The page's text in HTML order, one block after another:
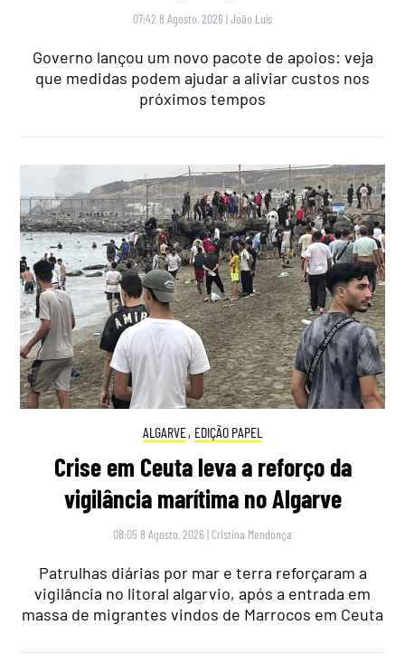
07:42 8 Agosto, 2026 |João Luís
Governo lançou um novo pacote de apoios: veja
que medidas podem ajudar a aliviar custos nos
próximos tempos
ALGARVE, EDIÇÃO PAPEL
Crise em Ceuta leva a reforço da
vigilância marítima no Algarve
08:05 8 Agosto, 2026 | Cristina Mendonça
Patrulhas diárias por mar e terra reforçaram a
vigilância no litoral algarvio, após a entrada em
massa de migrantes vindos de Marrocos em Ceuta